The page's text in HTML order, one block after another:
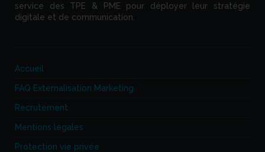
service des TPE & PME pour déployer leur stratégie
digitale et de communication.
Accueil
FAQ Externalisation Marketing
Recrutement
Mentions légales
Protection vie privée